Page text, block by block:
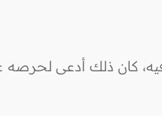
فيه، كان ذلك أدعى